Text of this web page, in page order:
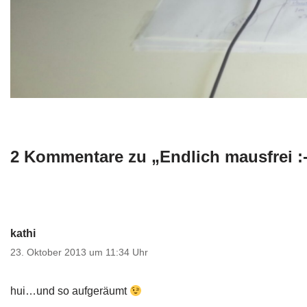
2 Kommentare zu „Endlich mausfrei
kathi
23. Oktober 2013 um 11:34 Uhr
hui…und so aufgeräumt